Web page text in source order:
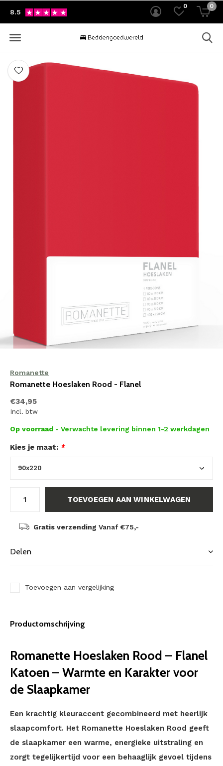
0 0
8.5
Romanette
Romanette Hoeslaken Rood - Flanel
€34,95
Incl. btw
Op voorraad - Verwachte levering binnen 1-2 werkdagen
Kies je maat: *
TOEVOEGEN AAN WINKELWAGEN
Gratis verzending Vanaf €75,-
Delen
Toevoegen aan vergelijking
Productomschrijving
Romanette Hoeslaken Rood – Flanel
Katoen – Warmte en Karakter voor
de Slaapkamer
Een krachtig kleuraccent gecombineerd met heerlijk
slaapcomfort. Het Romanette Hoeslaken Rood geeft
de slaapkamer een warme, energieke uitstraling en
zorgt tegelijkertijd voor een behaaglijk gevoel tijdens